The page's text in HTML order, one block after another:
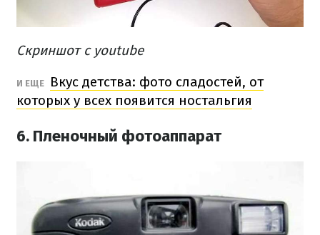
Скриншот с youtube
И ЕЩЕ
Вкус детства: фото сладостей, от
которых у всех появится ностальгия
6. Пленочный фотоаппарат